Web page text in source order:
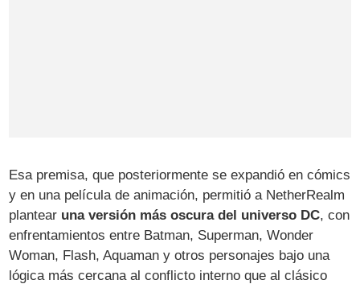
Esa premisa, que posteriormente se expandió en cómics
y en una película de animación, permitió a NetherRealm
plantear una versión más oscura del universo DC, con
enfrentamientos entre Batman, Superman, Wonder
Woman, Flash, Aquaman y otros personajes bajo una
lógica más cercana al conflicto interno que al clásico